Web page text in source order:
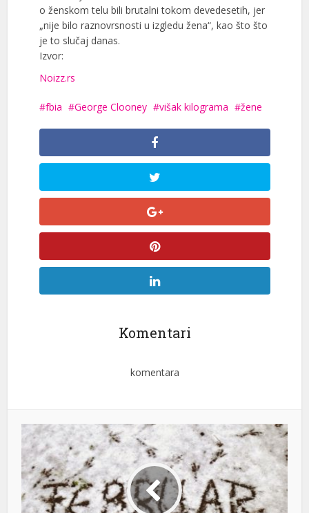
o ženskom telu bili brutalni tokom devedesetih, jer
„nije bilo raznovrsnosti u izgledu žena“, kao što što
je to slučaj danas.
Izvor:
Noizz.rs
fbia George Clooney višak kilograma žene
Komentari
komentara